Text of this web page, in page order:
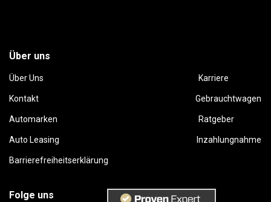
Über uns
Über Uns Karriere
Kontakt Gebrauchtwagen
Automarken Ratgeber
Auto Leasing Inzahlungnahme
Barrierefreiheitserklärung
Folge uns